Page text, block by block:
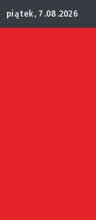
piątek, 7.08.2026